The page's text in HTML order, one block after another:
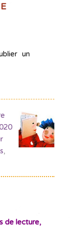
un
,
de lecture,